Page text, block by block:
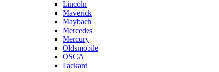
Lincoln
Maverick
Maybach
Mercedes
Mercury
Oldsmobile
OSCA
Packard